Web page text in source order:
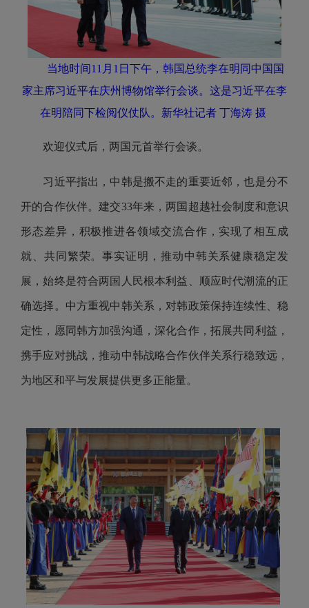
当地时间11月1日下午，韩国总统李在明同中国国
家主席习近平在庆州博物馆举行会谈。这是习近平在李
在明陪同下检阅仪仗队。新华社记者 丁海涛 摄
欢迎仪式后，两国元首举行会谈。
习近平指出，中韩是搬不走的重要近邻，也是分不
开的合作伙伴。建交33年来，两国超越社会制度和意识
形态差异，积极推进各领域交流合作，实现了相互成
就、共同繁荣。事实证明，推动中韩关系健康稳定发
展，始终是符合两国人民根本利益、顺应时代潮流的正
确选择。中方重视中韩关系，对韩政策保持连续性、稳
定性，愿同韩方加强沟通，深化合作，拓展共同利益，
携手应对挑战，推动中韩战略合作伙伴关系行稳致远，
为地区和平与发展提供更多正能量。